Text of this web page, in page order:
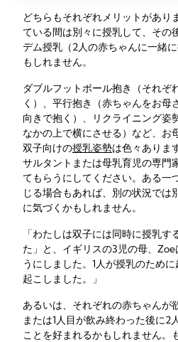
どちらもそれぞれメリットがあり
ている間は別々に授乳して、その
デム授乳（2人の赤ちゃんに一緒
もしれません。
ダブルフットボール抱き（それぞ
く）、平行抱き（赤ちゃんをお母
向きで抱く）、リクライニング姿
なかの上で横にさせる）など、お
双子向けの授乳姿勢は色々ありま
サルタントまたは母乳育児の専門
てもらうにしてください。ある一
じる場合もあれば、別の状況では
に気づくかもしれません。
「わたしは双子には同時に授乳す
た」と、イギリスの3児の母、
うにしました。1人が授乳のため
起こしました。」
あるいは、それぞれの赤ちゃんが
または1人目が飲み終わった後に2
ことを好まれるかもしれません。